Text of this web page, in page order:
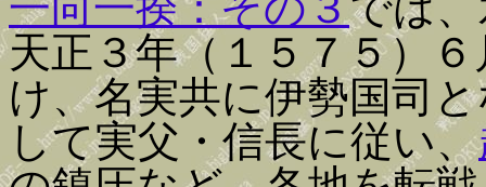
天正３年（１５７５）
け、名実共に伊勢国司
して実父・信長に従い、